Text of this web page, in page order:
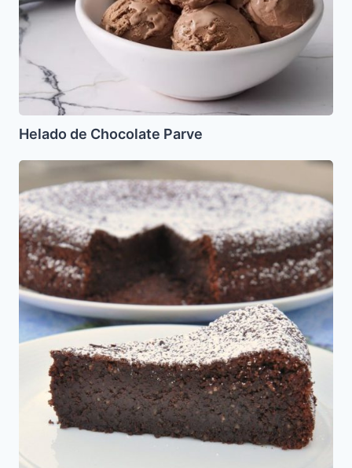
Helado de Chocolate Parve
de
Chocolate
para
Pesah